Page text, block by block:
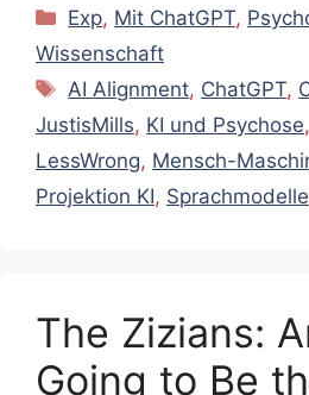
Kategorien
Exp, Mit ChatGPT,
Wissenschaft
Schlagwörter
AI Alignment, ChatGPT,
JustisMills, KI und Psychose,
LessWrong, Mensch-
Projektion KI, Sprachmodelle
The Zizians:
Going to Be